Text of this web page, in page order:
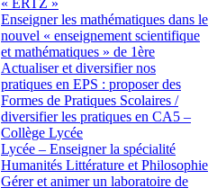
« ERTZ »
Enseigner les mathématiques dans le
nouvel « enseignement scientifique
et mathématiques » de 1ère
Actualiser et diversifier nos
pratiques en EPS : proposer des
Formes de Pratiques Scolaires /
diversifier les pratiques en CA5 –
Collège Lycée
Lycée – Enseigner la spécialité
Humanités Littérature et Philosophie
Gérer et animer un laboratoire de